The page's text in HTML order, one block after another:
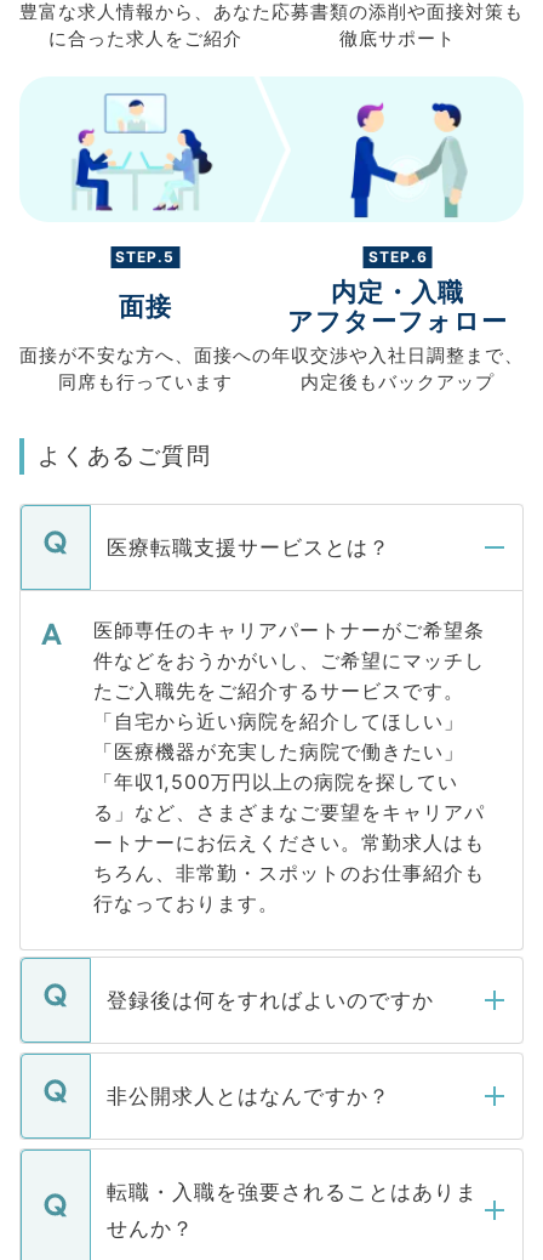
豊富な求人情報から、 あなた
に合った求人を ご紹介
応募書類の添削や面接対策も
徹底サポート
STEP.5
面接
面接が不安な方へ、 面接への
同席も行っています
STEP.6
内定・入職
アフターフォロー
年収交渉や入社日調整まで、
内定後もバックアップ
よくあるご質問
医療転職支援サービスとは？
医師専任のキャリアパートナーがご希望条
件などをおうかがいし、ご希望にマッチし
たご入職先をご紹介するサービスです。
「自宅から近い病院を紹介してほしい」
「医療機器が充実した病院で働きたい」
「年収1,500万円以上の病院を探してい
る」など、さまざまなご要望をキャリアパ
ートナーにお伝えください。常勤求人はも
ちろん、非常勤・スポットのお仕事紹介も
行なっております。
登録後は何をすればよいのですか
ご登録いただきましたら、弊社担当者がご
登録内容を確認し、その後メールもしくは
ます。通常、5営業日以内にはご連絡をせて
いただきますので、しばらくお待ちくださ
い。
非公開求人とはなんですか？
マイナビDOCTORで取り扱っている求人の
うち約3割は、Webサイトからご覧いただ
けない「非公開求人」です。非公開求人は
下記の理由によって、一般には公開してい
転職・入職を強要されることはありま
せんか？